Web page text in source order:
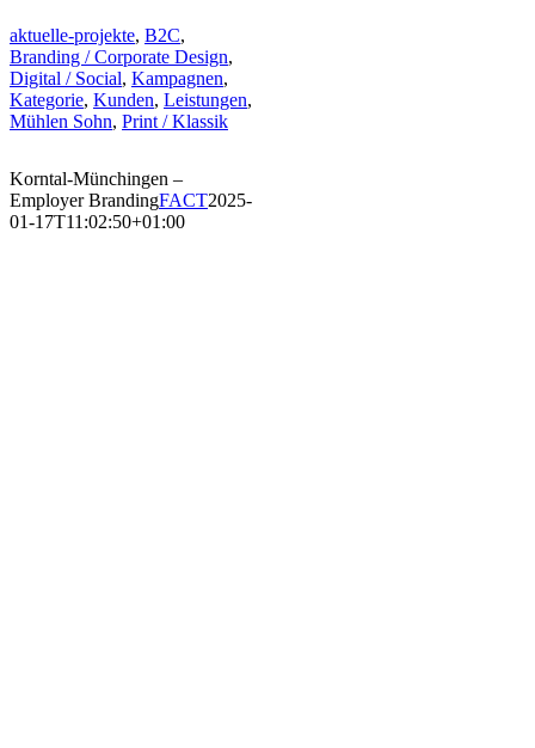
aktuelle-projekte, B2C,
Branding / Corporate Design,
Digital / Social, Kampagnen,
Kategorie, Kunden, Leistungen,
Mühlen Sohn, Print / Klassik
Korntal-Münchingen –
Employer BrandingFACT2025-
01-17T11:02:50+01:00